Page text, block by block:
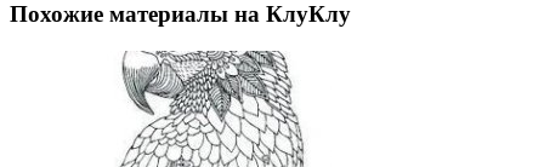
Похожие материалы на КлуКлу